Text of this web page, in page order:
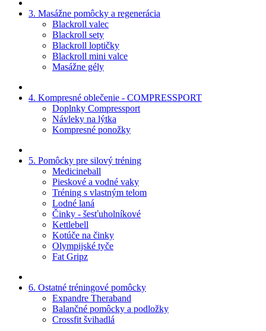
3. Masážne pomôcky a regenerácia
Blackroll valec
Blackroll sety
Blackroll loptičky
Blackroll mini valce
Masážne gély
4. Kompresné oblečenie - COMPRESSPORT
Doplnky Compressport
Návleky na lýtka
Kompresné ponožky
5. Pomôcky pre silový tréning
Medicineball
Pieskové a vodné vaky
Tréning s vlastným telom
Lodné laná
Činky - šesťuholníkové
Kettlebell
Kotúče na činky
Olympijské tyče
Fat Gripz
6. Ostatné tréningové pomôcky
Expandre Theraband
Balančné pomôcky a podložky
Crossfit švihadlá